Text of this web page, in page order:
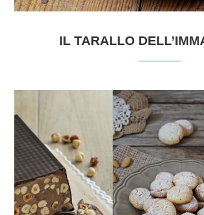
IL TARALLO